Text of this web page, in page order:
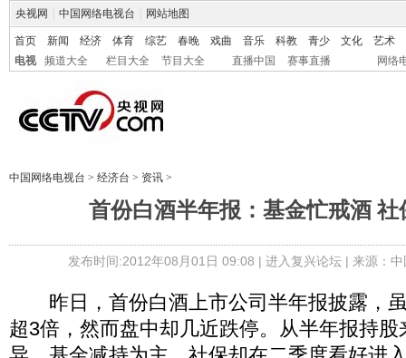
央视网 中国网络电视台 网站地图
首页 新闻 经济 体育 综艺 春晚 戏曲 音乐 科教 青少 文化
艺术
电视
频道大全 栏目大全 节目大全 直播中国 赛事直播 网络
中国网络电视台 > 经济台 > 资讯 >
首份白酒半年报：基金忙戒酒 社
发布时间:2012年08月01日 09:08 | 进入复兴论坛| 来源：
昨日，首份白酒上市公司半年报披露，
超3倍，然而盘中却几近跌停。从半年报持